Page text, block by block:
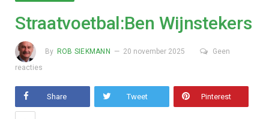
Straatvoetbal:Ben Wijnstekers
By ROB SIEKMANN 20 november 2025
Geen
reacties
Share Tweet Pinterest